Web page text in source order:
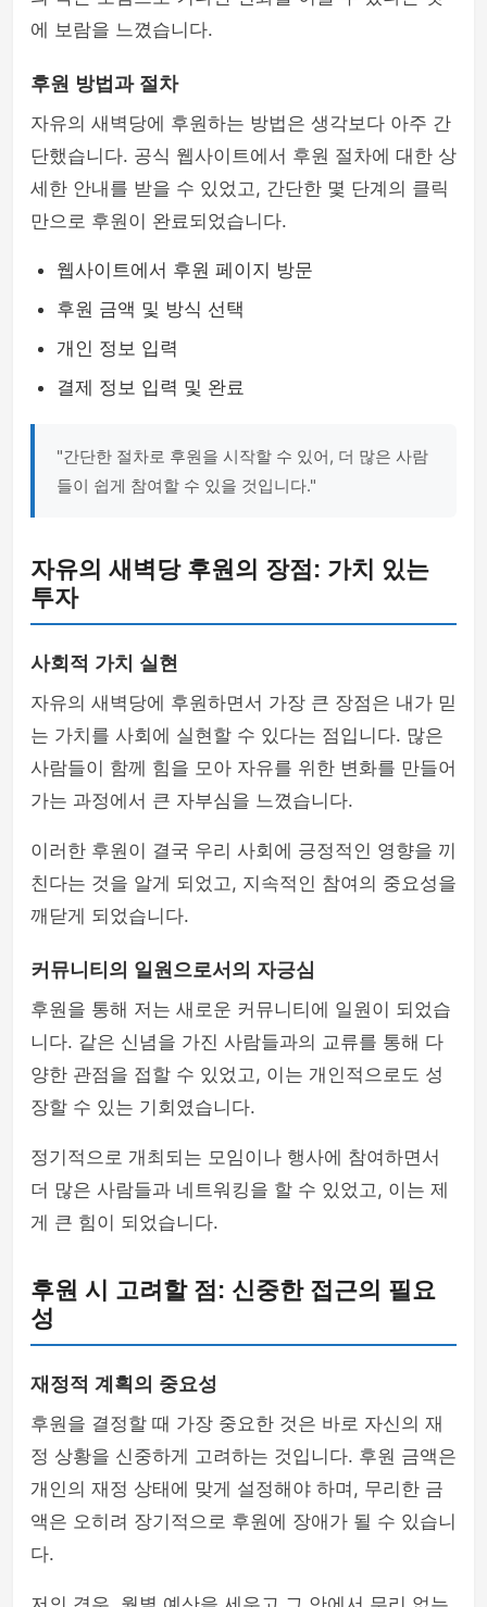
에 보람을 느꼈습니다.
후원 방법과 절차
자유의 새벽당에 후원하는 방법은 생각보다 아주 간
단했습니다. 공식 웹사이트에서 후원 절차에 대한 상
세한 안내를 받을 수 있었고, 간단한 몇 단계의 클릭
만으로 후원이 완료되었습니다.
웹사이트에서 후원 페이지 방문
후원 금액 및 방식 선택
개인 정보 입력
결제 정보 입력 및 완료
"간단한 절차로 후원을 시작할 수 있어, 더 많은 사람
들이 쉽게 참여할 수 있을 것입니다."
자유의 새벽당 후원의 장점: 가치 있는
투자
사회적 가치 실현
자유의 새벽당에 후원하면서 가장 큰 장점은 내가 믿
는 가치를 사회에 실현할 수 있다는 점입니다. 많은
사람들이 함께 힘을 모아 자유를 위한 변화를 만들어
가는 과정에서 큰 자부심을 느꼈습니다.
이러한 후원이 결국 우리 사회에 긍정적인 영향을 끼
친다는 것을 알게 되었고, 지속적인 참여의 중요성을
깨닫게 되었습니다.
커뮤니티의 일원으로서의 자긍심
후원을 통해 저는 새로운 커뮤니티에 일원이 되었습
니다. 같은 신념을 가진 사람들과의 교류를 통해 다
양한 관점을 접할 수 있었고, 이는 개인적으로도 성
장할 수 있는 기회였습니다.
정기적으로 개최되는 모임이나 행사에 참여하면서
더 많은 사람들과 네트워킹을 할 수 있었고, 이는 제
게 큰 힘이 되었습니다.
후원 시 고려할 점: 신중한 접근의 필요
성
재정적 계획의 중요성
후원을 결정할 때 가장 중요한 것은 바로 자신의 재
정 상황을 신중하게 고려하는 것입니다. 후원 금액은
개인의 재정 상태에 맞게 설정해야 하며, 무리한 금
액은 오히려 장기적으로 후원에 장애가 될 수 있습니
다.